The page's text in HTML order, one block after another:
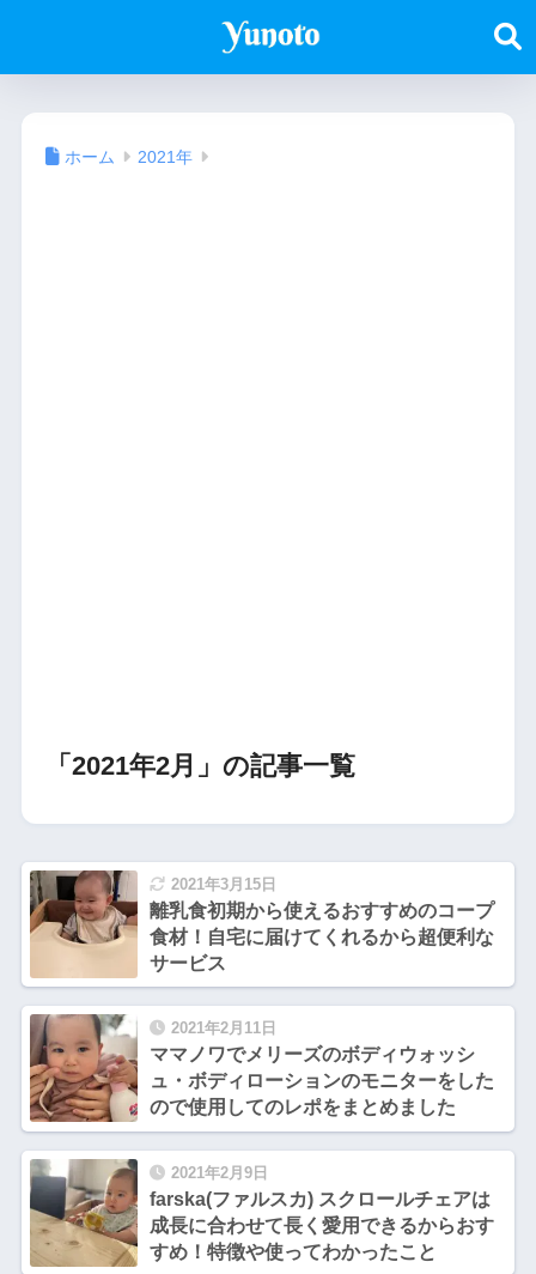
ホーム 2021年
「2021年2月」の記事一覧
2021年3月15日
離乳食初期から使えるおすすめのコープ
食材！自宅に届けてくれるから超便利な
サービス
2021年2月11日
ママノワでメリーズのボディウォッシ
ュ・ボディローションのモニターをした
ので使用してのレポをまとめました
2021年2月9日
farska(ファルスカ) スクロールチェアは
成長に合わせて長く愛用できるからおす
すめ！特徴や使ってわかったこと